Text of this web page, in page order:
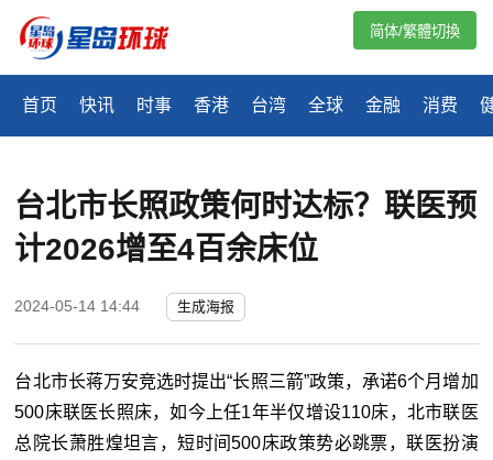
首页 快讯 时事 香港 台湾 全球 金融 消费
简体/繁體切換
台北市长照政策何时达标？联医预
计2026增至4百余床位
2024-05-14 14:44 生成海报
台北市长蒋万安竞选时提出“长照三箭”政策，承诺6个月增加
500床联医长照床，如今上任1年半仅增设110床，北市联医
总院长萧胜煌坦言，短时间500床政策势必跳票，联医扮演